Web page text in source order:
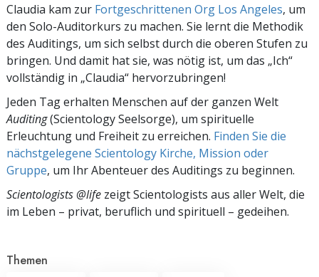
Claudia kam zur Fortgeschrittenen Org Los Angeles, um
den Solo-Auditorkurs zu machen. Sie lernt die Methodik
des Auditings, um sich selbst durch die oberen Stufen zu
bringen. Und damit hat sie, was nötig ist, um das „Ich“
vollständig in „Claudia“ hervorzubringen!
Jeden Tag erhalten Menschen auf der ganzen Welt
Auditing(Scientology Seelsorge), um spirituelle
Erleuchtung und Freiheit zu erreichen. Finden Sie die
nächstgelegene Scientology Kirche, Mission oder
Gruppe, um Ihr Abenteuer des Auditings zu beginnen.
Scientologists @life zeigt Scientologists aus aller Welt, die
im Leben – privat, beruflich und spirituell – gedeihen.
Themen